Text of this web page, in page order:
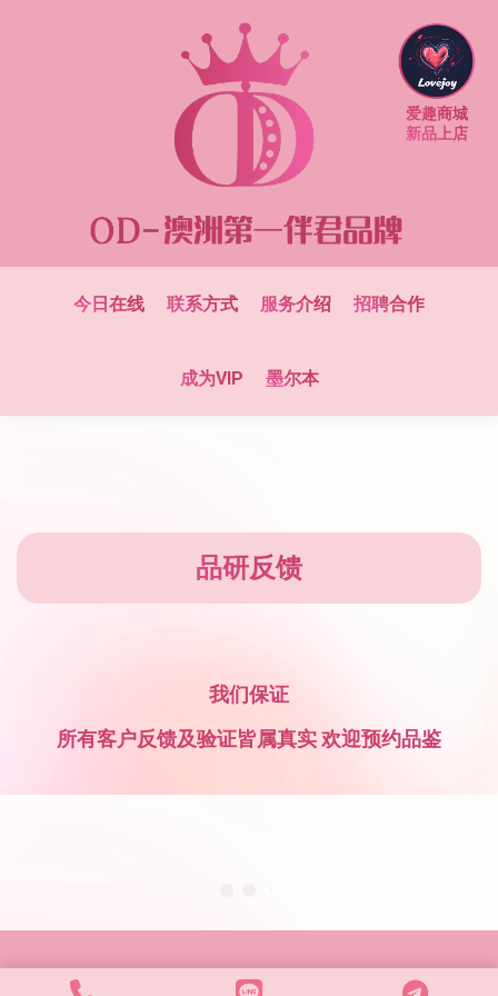
今日在线 联系方式 服务介绍 招聘合作
成为VIP 墨尔本
品研反馈
我们保证
所有客户反馈及验证皆属真实 欢迎预约品鉴
爱趣商城
新品上店